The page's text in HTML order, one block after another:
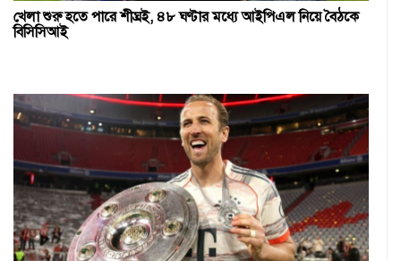
খেলা শুরু হতে পারে শীঘ্রই, ৪৮ ঘণ্টার মধ্যে আইপিএল নিয়ে বৈঠকে
বিসিসিআই